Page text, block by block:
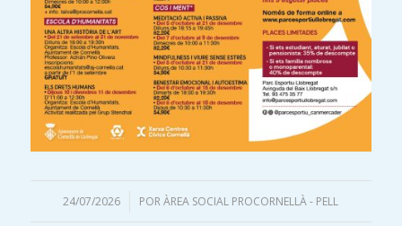
24/07/2026
/ PORÀREA SOCIAL PROCORNELLÀ - PELL